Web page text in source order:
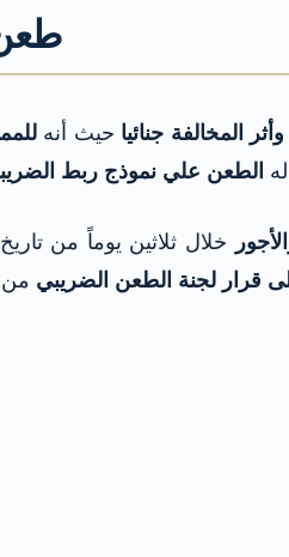
المخالفة جنائيا حيث أنه
الطعن علي نموذج ربط
خلال ثلاثين يوماً من تاريخ
قرار لجنة الطعن الضريبي من